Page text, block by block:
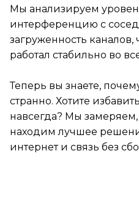
Мы анализируем
интерференцию с
загруженность
работал стабильно во
Теперь вы знаете,
странно. Хотите
навсегда? Мы
находим лучшее
интернет и связь без